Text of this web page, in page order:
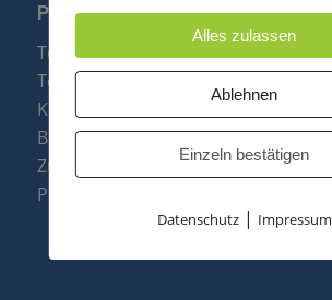
PRODUKTE
Telefonanlagen
Telefone
Konftel Konferenztelefone
Baugruppen
Zubehör & Ersatzteile
Produktzusammenfassung
Alles zulassen
Ablehnen
Einzeln bestätigen
Datenschutz| Impressum